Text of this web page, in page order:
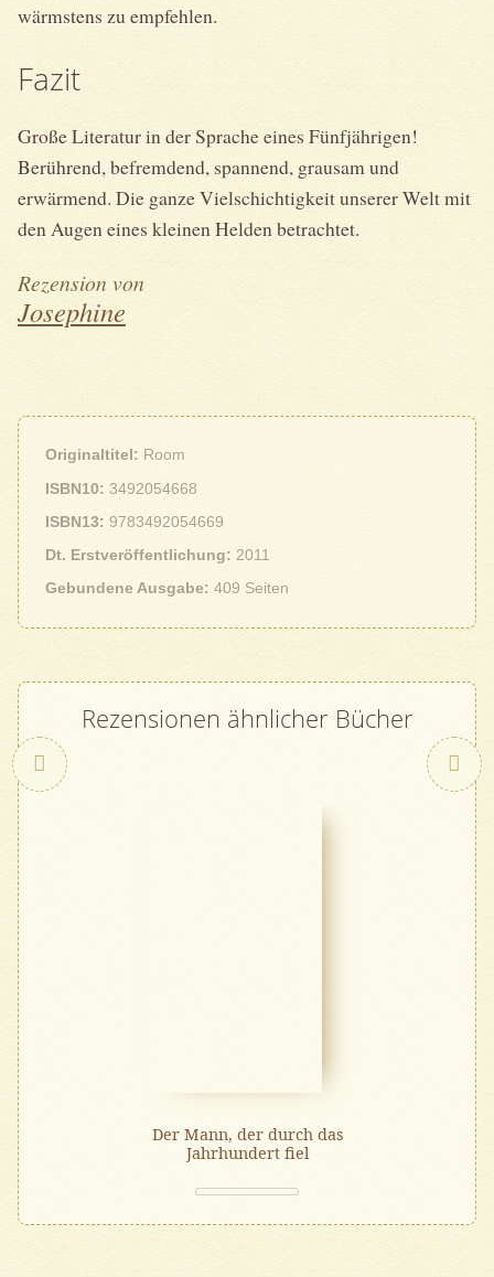
wärmstens zu empfehlen.
Fazit
Große Literatur in der Sprache eines Fünfjährigen!
Berührend, befremdend, spannend, grausam und
erwärmend. Die ganze Vielschichtigkeit unserer Welt mit
den Augen eines kleinen Helden betrachtet.
Rezension von
Josephine
Originaltitel
Room
ISBN10 3492054668
ISBN13 9783492054669
Dt. Erstveröffentlichung
2011
Gebundene Ausgabe 409 Seiten
Rezensionen ähnlicher Bücher
Der Mann, der durch das
Jahrhundert fiel